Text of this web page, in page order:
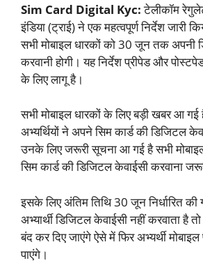
Sim Card Digital Kyc:टेलीकॉम
इंडिया (ट्राई) ने एक महत्वपूर्ण निर्देश जारी
सभी मोबाइल धारकों को 30 जून तक अपनी
करवानी होगी। यह निर्देश प्रीपेड और
के लिए लागू है।
सभी मोबाइल धारकों के लिए बड़ी खबर आ
अभ्यर्थियों ने अपने सिम कार्ड की डिजिटल
उनके लिए जरूरी सूचना आ गई है सभी
सिम कार्ड की डिजिटल केवाईसी करवाना
इसके लिए अंतिम तिथि 30 जून निर्धारित की
अभ्यार्थी डिजिटल केवाईसी नहीं करवाता है
बंद कर दिए जाएंगे ऐसे में फिर अभ्यर्थी
पाएंगे।